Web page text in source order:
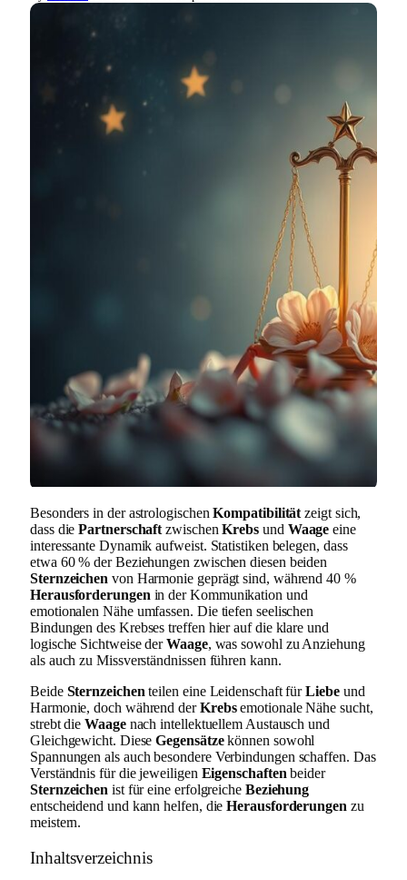
Besonders in der astrologischenKompatibilität zeigt sich,
dass diePartnerschaft zwischenKrebs und Waage eine
interessante Dynamik aufweist. Statistiken belegen, dass
etwa 60 % der Beziehungen zwischen diesen beiden
Sternzeichen von Harmonie geprägt sind, während 40 %
Herausforderungen in der Kommunikation und
emotionalen Nähe umfassen. Die tiefen seelischen
Bindungen des Krebses treffen hier auf die klare und
logische Sichtweise derWaage, was sowohl zu Anziehung
als auch zu Missverständnissen führen kann.
Beide Sternzeichen teilen eine Leidenschaft fürLiebeund
Harmonie, doch während derKrebsemotionale Nähe sucht,
strebt dieWaagenach intellektuellem Austausch und
Gleichgewicht. DieseGegensätzekönnen sowohl
Spannungen als auch besondere Verbindungen schaffen. Das
Verständnis für die jeweiligen Eigenschaften beider
Sternzeichen ist für eine erfolgreiche Beziehung
entscheidend und kann helfen, dieHerausforderungen zu
meistern.
Inhaltsverzeichnis